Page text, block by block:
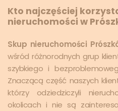
Kto najczęściej
nieruchomości w
Skup nieruchomości
wśród różnorodnych grup
szybkiego i
Znaczącą część naszych
którzy odziedziczyli
okolicach i nie są